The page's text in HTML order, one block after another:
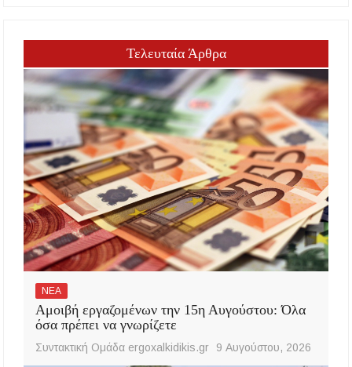
Τελευταία Άρθρα
ΝΕΑ
Αμοιβή εργαζομένων την 15η Αυγούστου: Όλα
όσα πρέπει να γνωρίζετε
Συντακτική Ομάδα ergoxalkidikis.gr 9 Αυγούστου, 2026